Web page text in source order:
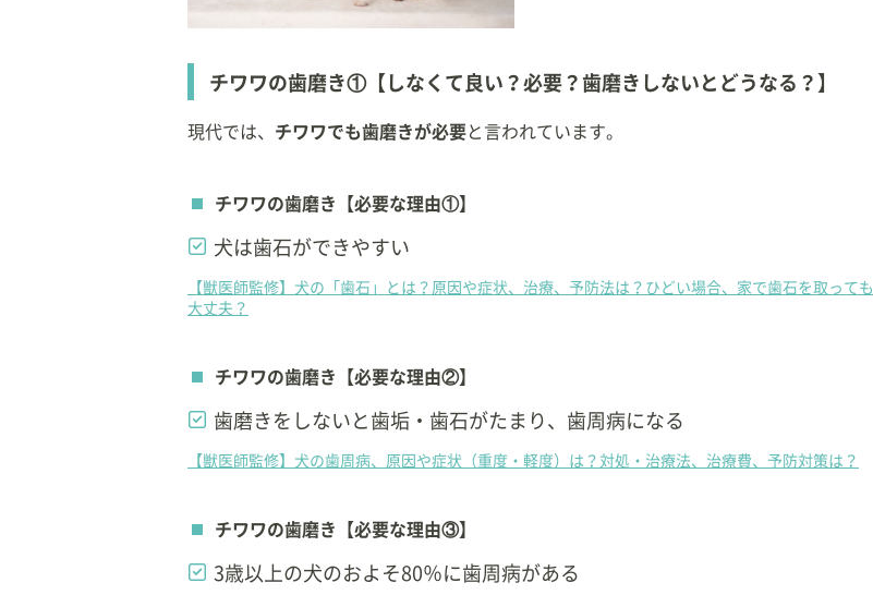
チワワの歯磨き①【しなくて良い？必要？歯磨きしないとどうなる？】
現代では、 チワワでも歯磨きが必要と言われています。
チワワの歯磨き【必要な理由①】
犬は歯石ができやすい
【獣医師監修】犬の「歯石」とは？原因や症状、治療、予防法は？ひどい場合、家で歯石を取っても
大丈夫？
チワワの歯磨き【必要な理由②】
歯磨きをしないと歯垢・歯石がたまり、歯周病になる
【獣医師監修】犬の歯周病、原因や症状（重度・軽度）は？対処・治療法、治療費、予防対策は？
チワワの歯磨き【必要な理由③】
3歳以上の犬のおよそ80％に歯周病がある